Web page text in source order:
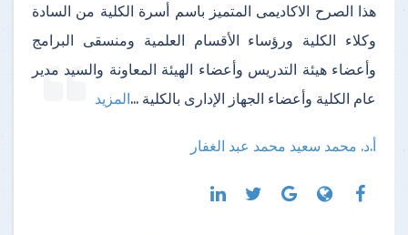
هذا الصرح الاكاديمى المتميز باسم أسرة الكلية من السادة
وكلاء الكلية ورؤساء الأقسام العلمية ومنسقى البرامج
وأعضاء هيئة التدريس وأعضاء الهيئة المعاونة والسيد مدير
عام الكلية وأعضاء الجهاز الإدارى بالكلية ...المزيد
أ.د. محمد سعيد محمد عبد الغفار